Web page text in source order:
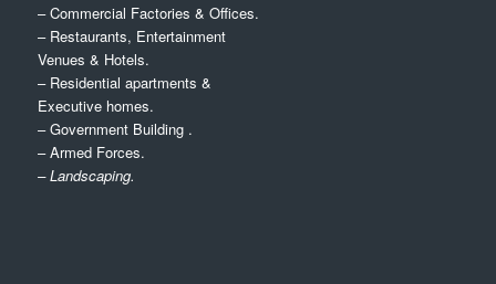
– Commercial Factories & Offices.
– Restaurants, Entertainment
Venues & Hotels.
– Residential apartments &
Executive homes.
– Government Building .
– Armed Forces.
– Landscaping.